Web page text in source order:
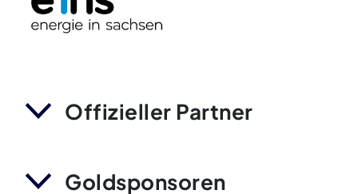
Offizieller Partner
Goldsponsoren